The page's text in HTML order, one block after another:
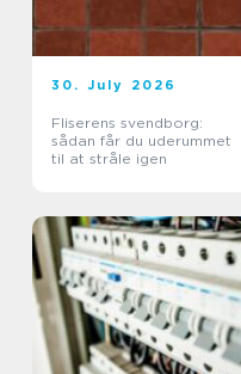
30. July 2026
Fliserens svendborg:
sådan får du uderummet
til at stråle igen